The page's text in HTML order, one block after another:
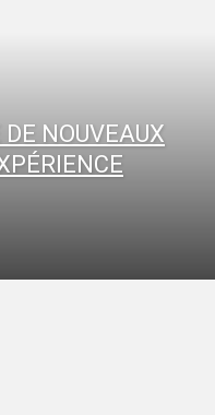
NOUVEAUX